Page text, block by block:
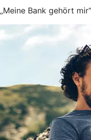
„Meine Bank gehört